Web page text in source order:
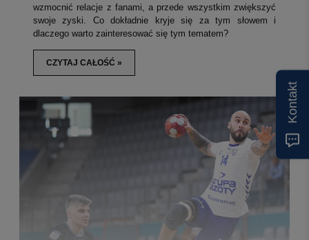
wzmocnić relacje z fanami, a przede wszystkim zwiększyć
swoje zyski. Co dokładnie kryje się za tym słowem i
dlaczego warto zainteresować się tym tematem?
CZYTAJ CAŁOŚĆ »
Kontakt